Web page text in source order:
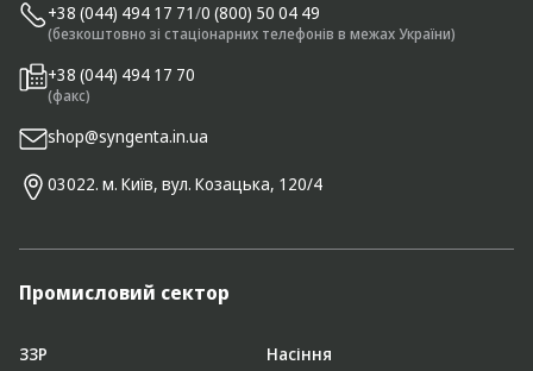
+38 (044) 494 17 71/0 (800) 50 04 49
(безкоштовно зі стаціонарних телефонів в межах України)
+38 (044) 494 17 70
(факс)
shop@syngenta.in.ua
03022. м. Київ, вул. Козацька, 120/4
Промисловий сектор
ЗЗР
Насіння